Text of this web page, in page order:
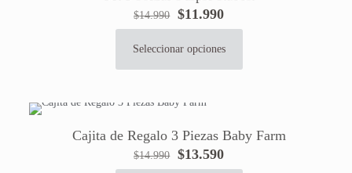
$14.990
El
precio
original
$11.990El
precio
actual
Seleccionar opciones
producto
múltiples
Las
opciones
Cajita de Regalo 3 Piezas Baby Farm
$14.990
El
precio
$13.590El
precio